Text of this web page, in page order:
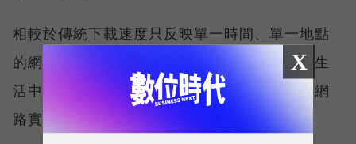
相較於傳統下載速度只反映單一時間、單一地點
的網路表現，這兩項指標更重視使用者在真實生
活中的整體體驗，因此也是最能反映電信業者網
路實力、最難取得的獎項。
X